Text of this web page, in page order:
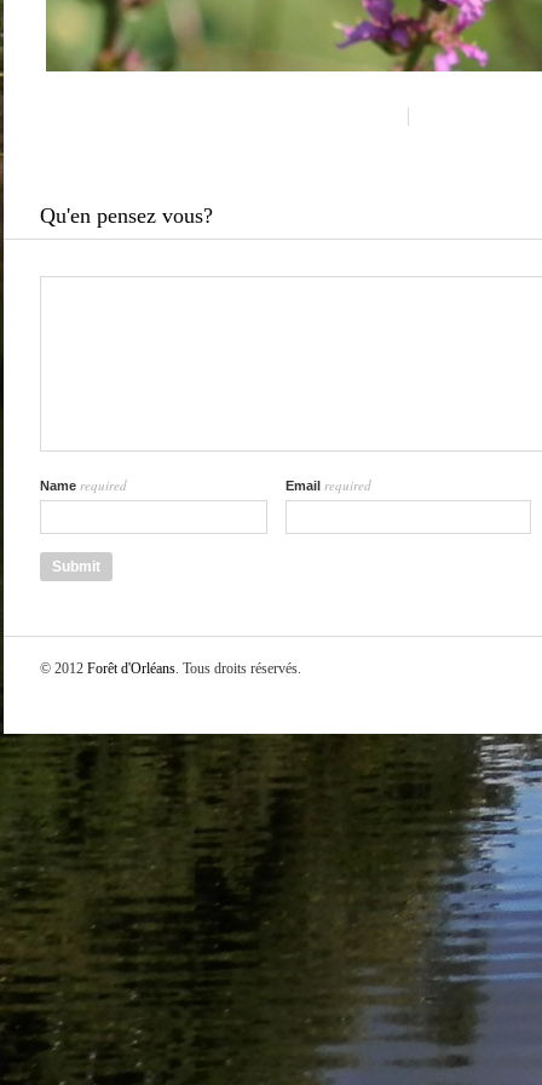
Qu'en pensez vous?
Name required Email required
© 2012 Forêt d'Orléans. Tous droits réservés.